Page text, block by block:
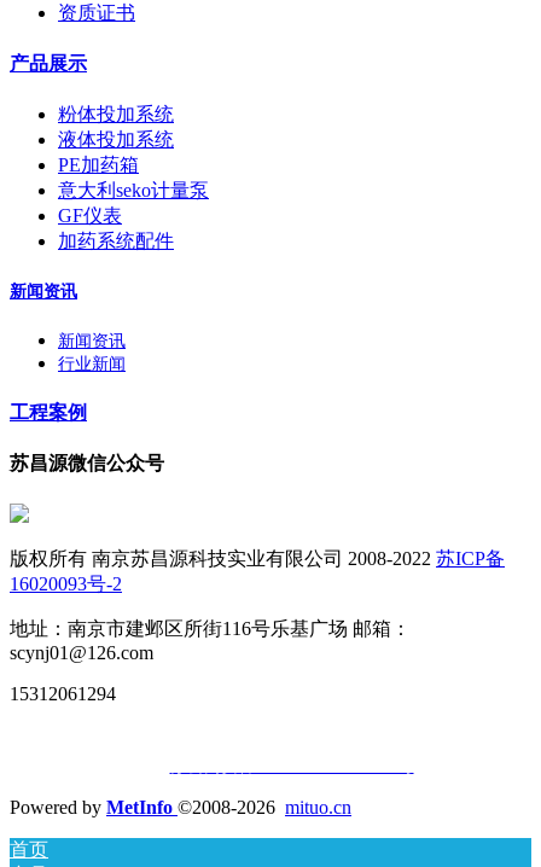
资质证书
产品展示
粉体投加系统
液体投加系统
PE加药箱
意大利seko计量泵
GF仪表
加药系统配件
新闻资讯
新闻资讯
行业新闻
工程案例
苏昌源微信公众号
版权所有 南京苏昌源科技实业有限公司 2008-2022 苏ICP备
16020093号-2
地址：南京市建邺区所街116号乐基广场 邮箱：
scynj01@126.com
15312061294
Powered by MetInfo ©2008-2026 mituo.cn
首页